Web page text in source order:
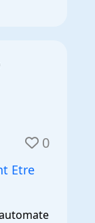
0
Etre